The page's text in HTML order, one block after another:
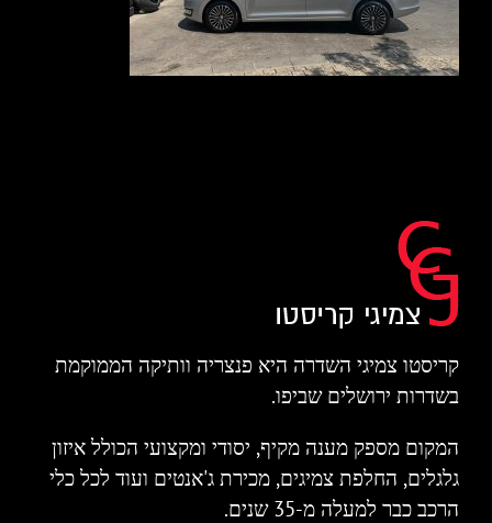
קריסטו צמיגי השדרה היא פנצריה וותיקה הממוקמת
בשדרות ירושלים שביפו.
המקום מספק מענה מקיף, יסודי ומקצועי הכולל איזון
גלגלים, החלפת צמיגים, מכירת ג'אנטים ועוד לכל כלי
הרכב כבר למעלה מ-35 שנים.